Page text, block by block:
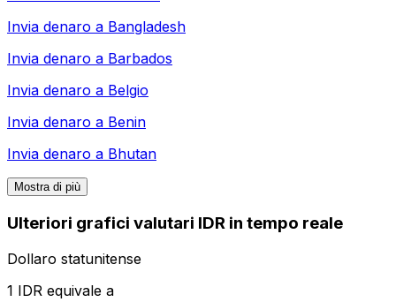
Invia denaro a Bangladesh
Invia denaro a Barbados
Invia denaro a Belgio
Invia denaro a Benin
Invia denaro a Bhutan
Mostra di più
Ulteriori grafici valutari IDR in tempo reale
Dollaro statunitense
1 IDR equivale a